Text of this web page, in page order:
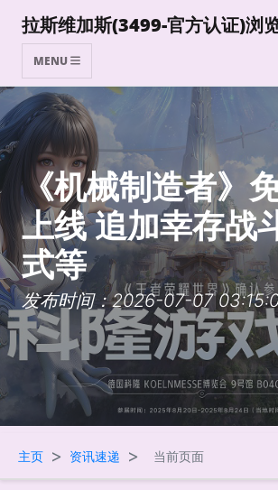
拉斯维加斯(3499-官方认证)浏
MENU
《机械制造者》
上线 追加幸存战
式等
发布时间：2026-07-07
主页 > 资讯速递 > 当前页面